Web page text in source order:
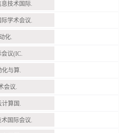
技术国际.
学术会议.
化.
议(IC.
化与算.
会议.
计算国.
国际会议.